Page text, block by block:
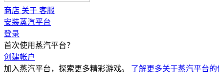
商店 关于 客服
安装蒸汽平台
登录
首次使用蒸汽平台？
创建帐户
加入蒸汽平台，探索更多精彩游戏。 了解更多关于蒸汽平台的